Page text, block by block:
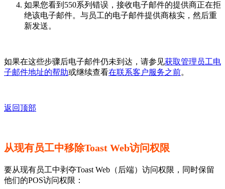
如果您看到550系列错误，接收电子邮件的提供商正在拒
绝该电子邮件。与员工的电子邮件提供商核实，然后重
新发送。
如果在这些步骤后电子邮件仍未到达，请参见获取管理员工电
子邮件地址的帮助或继续查看在联系客户服务之前。
返回顶部
从现有员工中移除Toast Web访问权限
要从现有员工中剥夺Toast Web（后端）访问权限，同时保留
他们的POS访问权限：